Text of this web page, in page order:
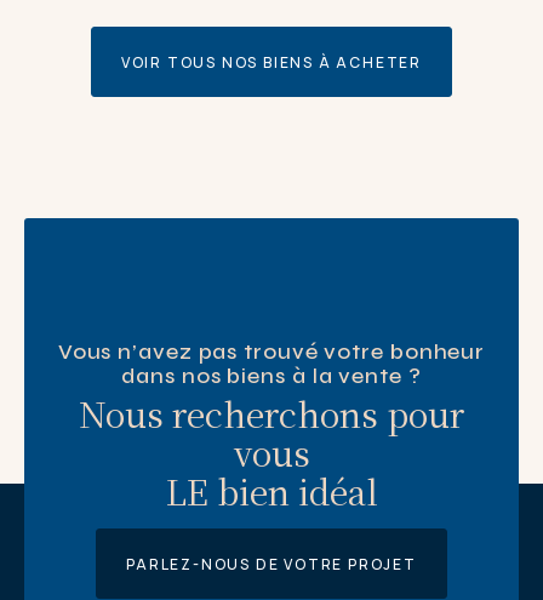
VOIR TOUS NOS BIENS À ACHETER
Vous n’avez pas trouvé votre bonheur
dans nos biens à la vente ?
Nous recherchons pour
vous
LE bien idéal
PARLEZ-NOUS DE VOTRE PROJET